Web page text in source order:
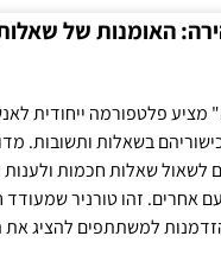
האומנות של
מציע פלטפורמה ייחודית
בשאלות ותשובות.
לשאול שאלות חכמות ולענות
אחרים. זהו טורניר שמעודד
למשתתפים להציג